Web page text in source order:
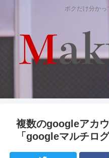
ボクだけ分か
複数のgoogleアカ
「googleマルチログ